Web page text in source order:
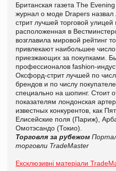
Британская газета The
журнал о моде Drapers
стрит лучшей торговой улицей
расположенная в
возглавила мировой рейтинг
привлекают наибольшее число
приезжающих за покупками. Б
профессионалов fashion-
Оксфорд-стрит лучшей по
брендов и по числу
специально на шопинг. Стоит
показателям лондонская
известных конкурентов, как
Елисейские поля (Париж),
Омотэсандо (Токио).
Торговля за рубежом
торговли TradeMaster
Ексклюзивні матеріали